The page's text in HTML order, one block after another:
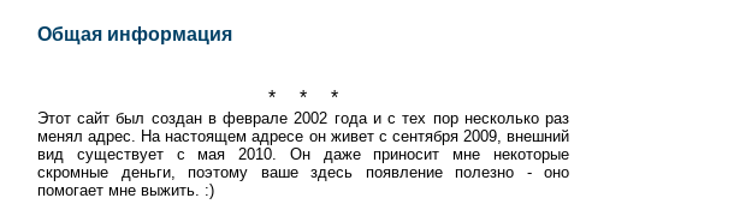
Общая информация
* * *
Этот сайт был создан в феврале 2002 года и с тех пор несколько раз
менял адрес. На настоящем адресе он живет с сентября 2009, внешний
вид существует с мая 2010. Он даже приносит мне некоторые
скромные деньги, поэтому ваше здесь появление полезно - оно
помогает мне выжить. :)